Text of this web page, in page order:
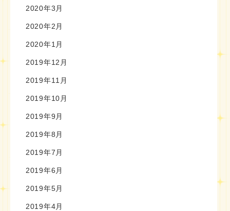
2020年3月
2020年2月
2020年1月
2019年12月
2019年11月
2019年10月
2019年9月
2019年8月
2019年7月
2019年6月
2019年5月
2019年4月